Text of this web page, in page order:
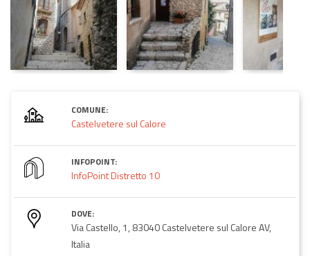
COMUNE:
Castelvetere sul Calore
INFOPOINT:
InfoPoint Distretto 10
DOVE:
Via Castello, 1, 83040 Castelvetere sul Calore AV,
Italia